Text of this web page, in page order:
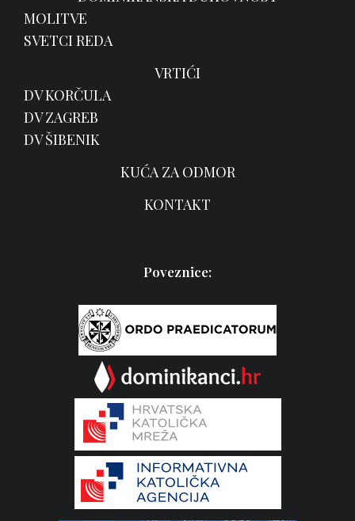
MOLITVE
SVETCI REDA
VRTIĆI
DV KORČULA
DV ZAGREB
DV ŠIBENIK
KUĆA ZA ODMOR
KONTAKT
Poveznice: